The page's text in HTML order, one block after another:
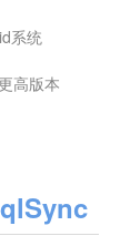
系统
高版本